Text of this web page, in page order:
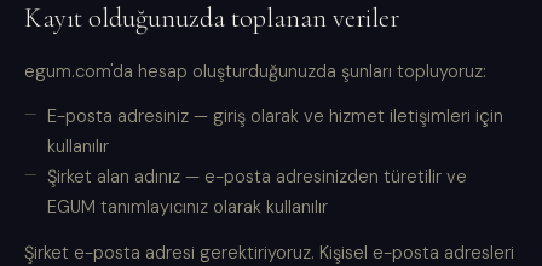
Kayıt olduğunuzda toplanan veriler
egum.com'da hesap oluşturduğunuzda şunları topluyoruz:
E-posta adresiniz — giriş olarak ve hizmet iletişimleri için
kullanılır
Şirket alan adınız — e-posta adresinizden türetilir ve
EGUM tanımlayıcınız olarak kullanılır
Şirket e-posta adresi gerektiriyoruz. Kişisel e-posta adresleri